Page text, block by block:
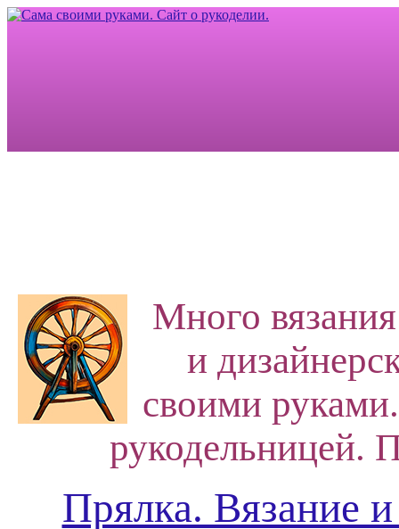
Много
и
своими руками.
рукодельницей.
Прялка. Вязание